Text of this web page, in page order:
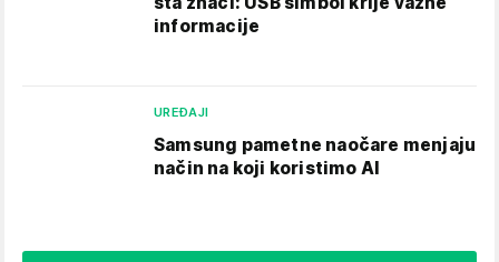
informacije
UREĐAJI
Samsung pametne naočare menjaju
način na koji koristimo AI